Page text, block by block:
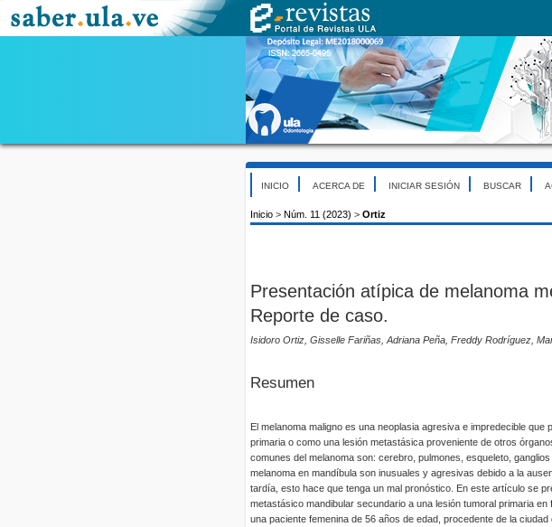
INICIO ACERCA DE INICIAR SESIÓN BUSCAR
Inicio > Núm. 11 (2023) > Ortiz
Presentación atípica de melanoma
Reporte de caso.
Isidoro Ortiz, Gisselle Fariñas, Adriana Peña, Freddy Rodríguez,
Resumen
El melanoma maligno es una neoplasia agresiva e impredecible
primaria o como una lesión metastásica proveniente de otros
comunes del melanoma son: cerebro, pulmones, esqueleto,
melanoma en mandíbula son inusuales y agresivas debido a la
tardía, esto hace que tenga un mal pronóstico. En este artículo se
metastásico mandibular secundario a una lesión tumoral primaria
una paciente femenina de 56 años de edad, procedente de la